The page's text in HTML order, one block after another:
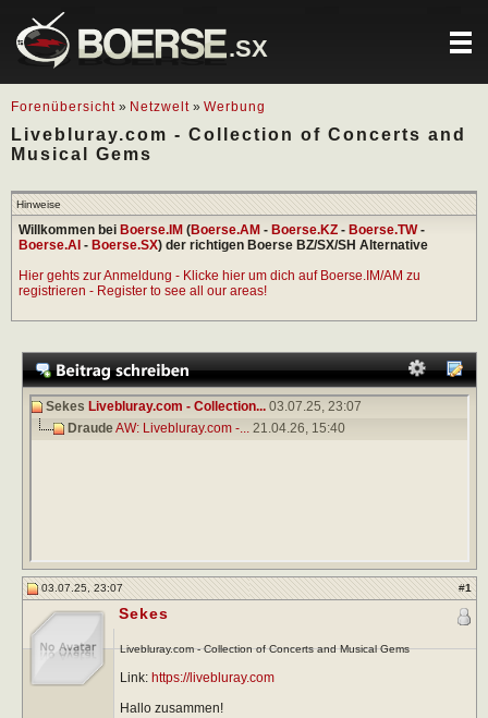
.SX
Forenübersicht » Netzwelt » Werbung
Livebluray.com - Collection of Concerts and
Musical Gems
Hinweise
Willkommen bei Boerse.IM (Boerse.AM - Boerse.KZ - Boerse.TW-
Boerse.AI - Boerse.SX) der richtigen Boerse BZ/SX/SH Alternative
Hier gehts zur Anmeldung - Klicke hier um dich auf Boerse.IM/AM zu
registrieren - Register to see all our areas!
Sekes Livebluray.com - Collection... 03.07.25, 23:07
DraudeAW: Livebluray.com -... 21.04.26, 15:40
03.07.25, 23:07 #1
Sekes
Livebluray.com - Collection of Concerts and Musical Gems
Link: https://livebluray.com
Hallo zusammen!